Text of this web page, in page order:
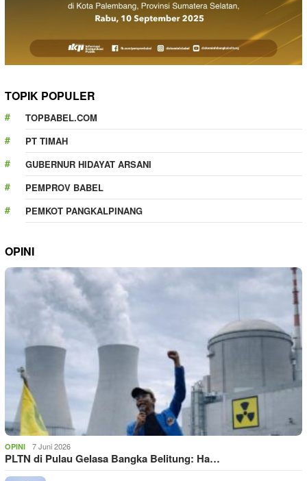
TOPIK POPULER
TOPBABEL.COM
PT TIMAH
GUBERNUR HIDAYAT ARSANI
PEMPROV BABEL
PEMKOT PANGKALPINANG
OPINI
OPINI 7 Juni 2026
PLTN di Pulau Gelasa Bangka Belitung: Ha…